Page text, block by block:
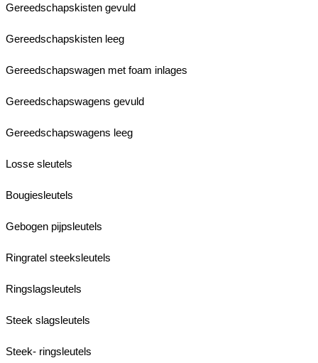
Gereedschapskisten gevuld
Gereedschapskisten leeg
Gereedschapswagen met foam inlages
Gereedschapswagens gevuld
Gereedschapswagens leeg
Losse sleutels
Bougiesleutels
Gebogen pijpsleutels
Ringratel steeksleutels
Ringslagsleutels
Steek slagsleutels
Steek- ringsleutels